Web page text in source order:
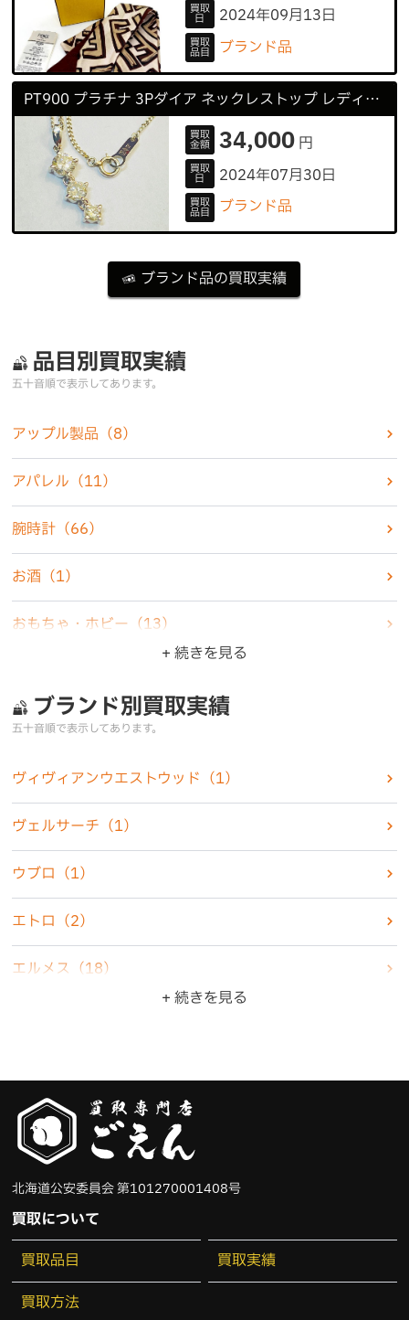
買取
日 2024年09月13日
買取
品目 ブランド品
PT900 プラチナ 3Pダイア ネックレストップ レディース
買取
金額 34,000円
買取
日 2024年07月30日
買取
品目 ブランド品
ブランド品の買取実績
品目別買取実績
五十音順で表示してあります。
アップル製品 （8）
アパレル （11）
腕時計 （66）
お酒 （1）
おもちゃ・ホビー （13）
家電製品（6）
カメラ
化粧品 （2）
香水 （7）
古銭・古紙幣
骨董品 （5）
（10）
食器（3）
ブランド品 （47）
その他（11）
+ 続きを見る
ブランド別買取実績
五十音順で表示してあります。
ヴィヴィアンウエストウッド （1）
ヴェルサーチ （1）
ウブロ （1）
エトロ （2）
エルメス （18）
カルティエ （4）
グッチ（6）
クリスチャンディオール
コーチ（2）
コールハーン
+ 続きを見る
北海道公安委員会 第101270001408号
買取について
買取品目
買取実績
買取方法